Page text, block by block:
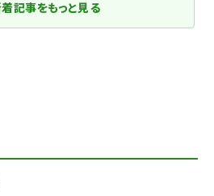
記事をもっと見る